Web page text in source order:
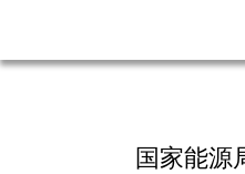
国家能源